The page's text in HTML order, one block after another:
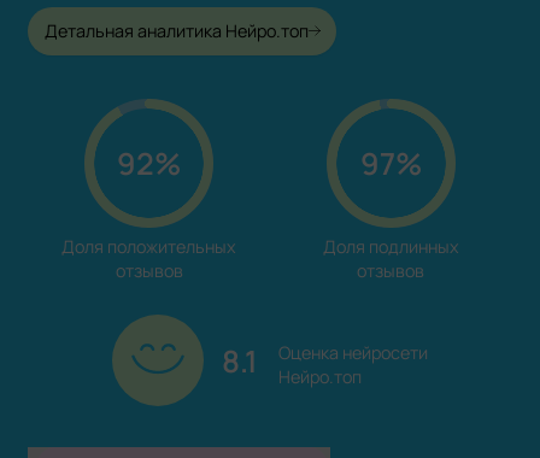
Детальная аналитика Нейро.топ
92%
Доля положительных
отзывов
97%
Доля подлинных
отзывов
8.1
Оценка нейросети
Нейро.топ